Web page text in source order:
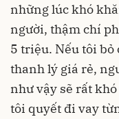
những lúc khó
người, thậm chí
5 triệu. Nếu tôi bỏ
thanh lý giá rẻ,
như vậy sẽ rất
tôi quyết đi vay